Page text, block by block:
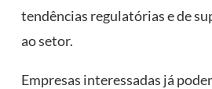
tendências regulatórias e de
ao setor.
Empresas interessadas já